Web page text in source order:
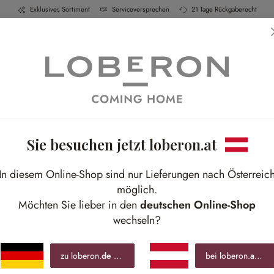
Exklusives Sortiment Serviceversprechen 21 Tage Rückgaberecht
Küche Schlafen Bad
€
inkl.
Sie besuchen jetzt loberon.at
In diesem Online-Shop sind nur Lieferungen nach Österreich
möglich.
Möchten Sie lieber in den deutschen Online-Shop
wechseln?
zu loberon.de bei loberon.at